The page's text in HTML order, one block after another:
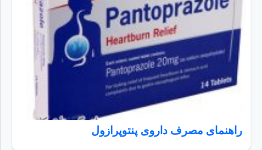
راهنمای مصرف داروی پنتوپرازول